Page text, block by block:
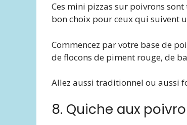
Ces mini pizzas sur poivrons
bon choix pour ceux qui suivent
Commencez par votre base de
de flocons de piment rouge, de
Allez aussi traditionnel ou aussi
8. Quiche aux